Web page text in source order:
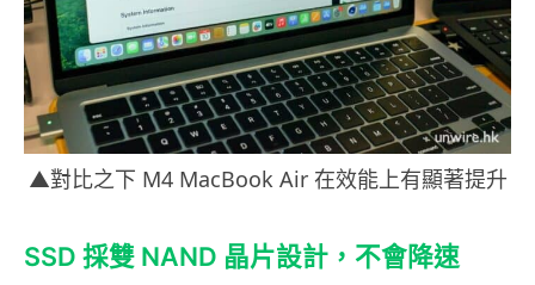
▲對比之下 M4 MacBook Air 在效能上有顯著提升
SSD 採雙 NAND 晶片設計，不會降速